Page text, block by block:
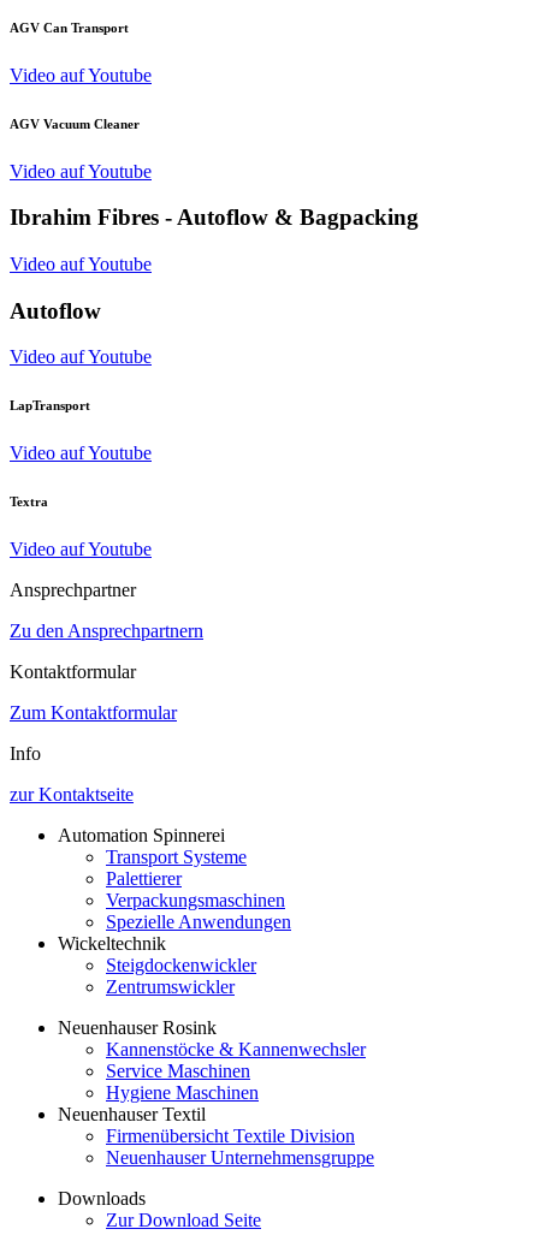
AGV Can Transport
Video auf Youtube
AGV Vacuum Cleaner
Video auf Youtube
Ibrahim Fibres - Autoflow & Bagpacking
Video auf Youtube
Autoflow
Video auf Youtube
LapTransport
Video auf Youtube
Textra
Video auf Youtube
Ansprechpartner
Zu den Ansprechpartnern
Kontaktformular
Zum Kontaktformular
Info
zur Kontaktseite
Automation Spinnerei
Transport Systeme
Palettierer
Verpackungsmaschinen
Spezielle Anwendungen
Wickeltechnik
Steigdockenwickler
Zentrumswickler
Neuenhauser Rosink
Kannenstöcke & Kannenwechsler
Service Maschinen
Hygiene Maschinen
Neuenhauser Textil
Firmenübersicht Textile Division
Neuenhauser Unternehmensgruppe
Downloads
Zur Download Seite